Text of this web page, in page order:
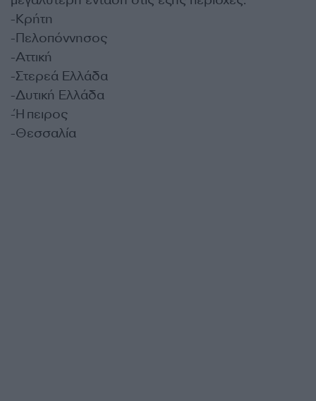
-Κρήτη
-Πελοπόννησος
-Αττική
-Στερεά Ελλάδα
-Δυτική Ελλάδα
-Ήπειρος
-Θεσσαλία